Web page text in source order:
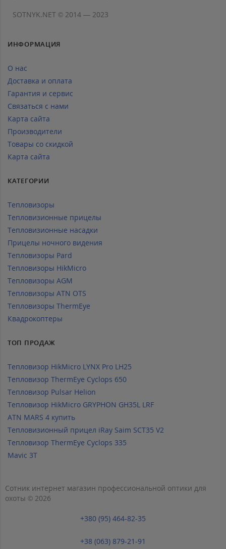
SOTNYK.NET © 2014 — 2023
ИНФОРМАЦИЯ
О нас
Доставка и оплата
Гарантия и сервис
Связаться с нами
Карта сайта
Производители
Товары со скидкой
Карта сайта
КАТЕГОРИИ
Тепловизоры
Тепловизионные прицелы
Тепловизионные насадки
Прицелы ночного видения
Тепловизоры Pard
Тепловизоры HikMicro
Тепловизоры AGM
Тепловизоры ATN OTS
Тепловизоры ThermEye
Квадрокоптеры
ТОП ПРОДАЖ
Тепловизор HikMicro LYNX Pro LH25
Тепловизор ThermEye Cyclops 650
Тепловизор Pulsar Helion
Тепловизор HikMicro GRYPHON GH35L LRF
ATN MARS 4 купить
Тепловизионный прицел iRay Saim SCT35 V2
Тепловизор ThermEye Cyclops 335
Mavic 3T
Сотник интернет магазин профессиональной оптики для
охоты © 2026
+380 (95) 464-82-35
+38 (063) 879-21-91